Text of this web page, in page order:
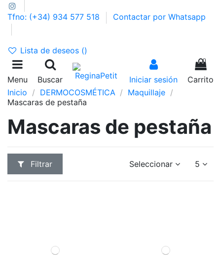
Tfno: (+34) 934 577 518 Contactar por Whatsapp
Lista de deseos ()
Menu Buscar Iniciar sesión
0
Carrito
Inicio
DERMOCOSMÉTICA
Maquillaje
Mascaras de pestaña
Mascaras de pestaña
Filtrar Seleccionar 5